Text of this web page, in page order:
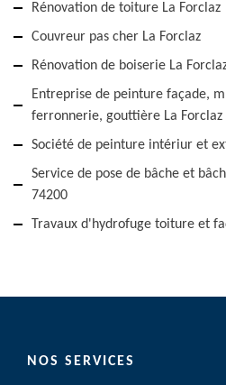
Rénovation de toiture La Forclaz
Couvreur pas cher La Forclaz
Rénovation de boiserie La
Entreprise de peinture façade,
ferronnerie, gouttière La Forclaz
Société de peinture intériur et
Service de pose de bâche et
74200
Travaux d'hydrofuge toiture et
NOS SERVICES